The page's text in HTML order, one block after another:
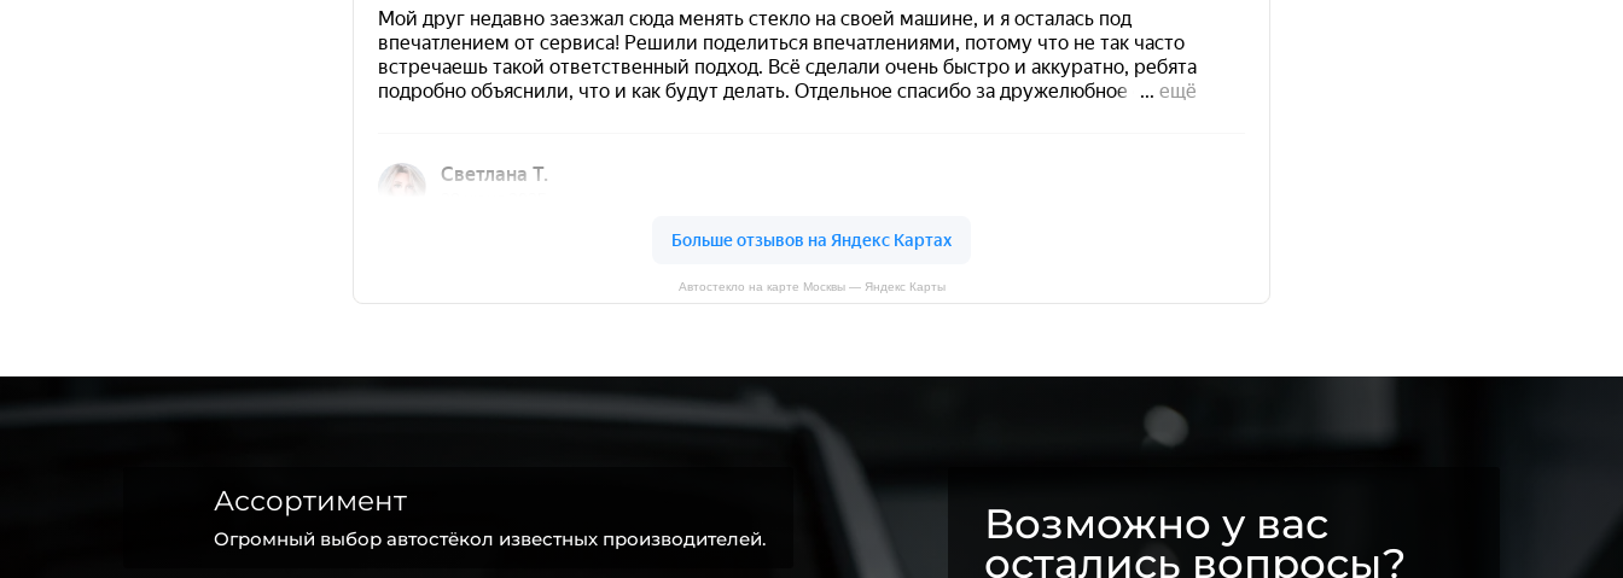
Автостекло на карте Москвы — Яндекс Карты
Ассортимент
Огромный выбор автостёкол известных производителей.
Возможно у вас
остались вопросы?